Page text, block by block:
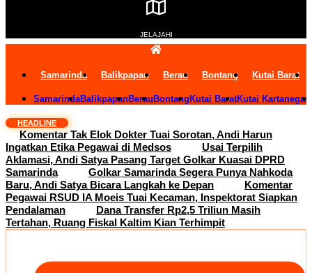
JELAJAHI
Samarinda Balikpapan Berau Bontang Kutai Barat
SamarindaBalikpapanBerau Bontang Kutai BaratKutai
HEADLINE
Komentar Tak Elok Dokter Tuai Sorotan, Andi Harun
Ingatkan Etika Pegawai di Medsos
Usai Terpilih
Aklamasi, Andi Satya Pasang Target Golkar Kuasai DPRD
Samarinda
Golkar Samarinda Segera Punya Nahkoda
Baru, Andi Satya Bicara Langkah ke Depan
Komentar
Pegawai RSUD IA Moeis Tuai Kecaman, Inspektorat Siapkan
Pendalaman
Dana Transfer Rp2,5 Triliun Masih
Tertahan, Ruang Fiskal Kaltim Kian Terhimpit